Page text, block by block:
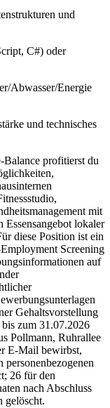
und
C#) oder
Abwasser/Energie
und technisches
profitierst du
mit
Essensangebot lokaler
diese Position ist ein
Screening
auf
Gehaltsvorstellung
zum 31.07.2026
Pollmann, Ruhrallee
E-Mail bewirbst,
26 für den
nach Abschluss
gelöscht.